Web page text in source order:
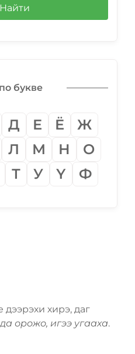
Найти
букве
Д Е Ё
Ж
Л М Н
О
Т У Ү Ф
дээрэхи хирэ, даг
орожо, игээ угааха.